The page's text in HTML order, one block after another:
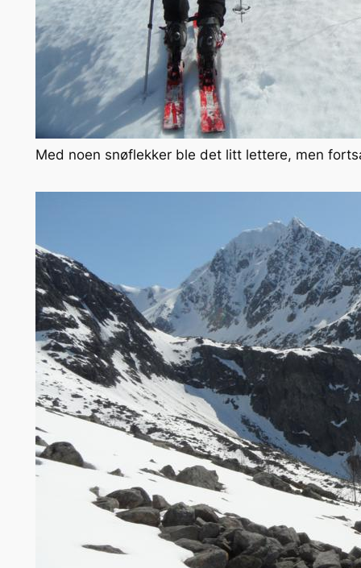
Med noen snøflekker ble det litt lettere, men